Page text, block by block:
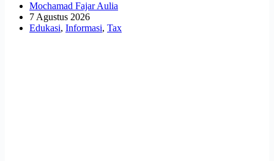
Mochamad Fajar Aulia
7 Agustus 2026
Edukasi, Informasi, Tax